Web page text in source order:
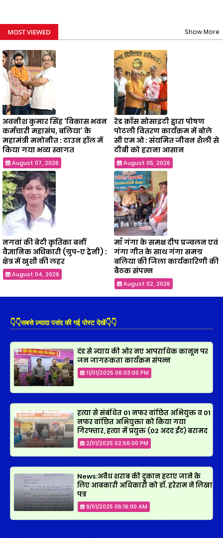
MOST VIEWED Show More
अवनीश कुमार सिंह ‘विकास भवन
कर्मचारी महासंघ, बलिया’ के
महामंत्री मनोनीत : टाउन हॉल में
किया गया भव्य स्वागत
August 07, 2026
रेड क्रॉस सोसाइटी द्वारा पोषण
पोटली वितरण कार्यक्रम में बोले
सी एम ओ : संयमित जीवन शैली से
टीबी को हराना आसान
August 05, 2026
नगवां की बेटी कृतिका बनीं
वैज्ञानिक अधिकारी (ग्रुप-ए ट्रेनी) :
क्षेत्र में खुशी की लहर
August 04, 2026
माँ गंगा के समक्ष दीप प्रज्वलन एवं
गंगा गीत के साथ गंगा समग्र
बलिया की जिला कार्यकारिणी की
बैठक संपन्न
August 02, 2026
👇👇सबसे ज़्यादा पसंद की गई पोस्ट देखें👇👇
दंड से न्याय की ओर नए आपराधिक कानून पर
जन जागरूकता कार्यक्रम संपन्न
11/01/2025 06:03:00 PM
हत्या से संबंधित 01 नफर वांछित अभियुक्त व 01
नफर वांछित अभियुक्ता को किया गया
गिरफ्तार, हत्या में प्रयुक्त (02 अदद ईंट) बरामद
2/01/2025 02:56:00 PM
News:अवैध शराब की दुकान हटाए जाने के
लिए आबकारी अधिकारी को डॉ. हरेराम ने लिखा
पत्र
9/01/2025 06:16:00 AM